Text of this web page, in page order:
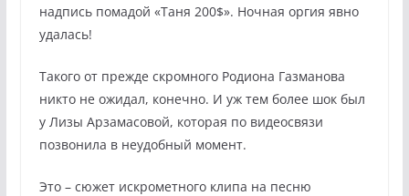
надпись помадой «Таня 200$». Ночная оргия явно
удалась!
Такого от прежде скромного Родиона Газманова
никто не ожидал, конечно. И уж тем более шок был
у Лизы Арзамасовой, которая по видеосвязи
позвонила в неудобный момент.
Это – сюжет искрометного клипа на песню